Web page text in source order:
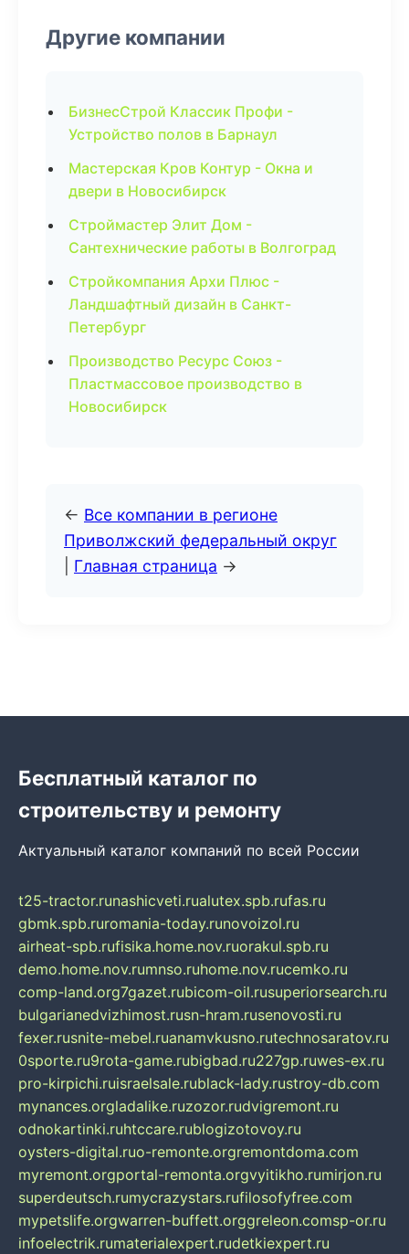
Другие компании
БизнесСтрой Классик Профи -
Устройство полов в Барнаул
Мастерская Кров Контур - Окна и
двери в Новосибирск
Строймастер Элит Дом -
Сантехнические работы в Волгоград
Стройкомпания Архи Плюс -
Ландшафтный дизайн в Санкт-
Петербург
Производство Ресурс Союз -
Пластмассовое производство в
Новосибирск
← Все компании в регионе
Приволжский федеральный округ
Главная страница →
Бесплатный каталог по
строительству и ремонту
Актуальный каталог компаний по всей России
t25-tractor.runashicveti.rualutex.spb.rufas.ru
gbmk.spb.ruromania-today.runovoizol.ru
airheat-spb.rufisika.home.nov.ruorakul.spb.ru
demo.home.nov.rumnso.ruhome.nov.rucemko.ru
comp-land.org7gazet.rubicom-oil.rusuperiorsearch.ru
bulgarianedvizhimost.rusn-hram.rusenovosti.ru
fexer.rusnite-mebel.ruanamvkusno.rutechnosaratov.ru
0sporte.ru9rota-game.rubigbad.ru227gp.ruwes-ex.ru
pro-kirpichi.ruisraelsale.rublack-lady.rustroy-db.com
mynances.orgladalike.ruzozor.rudvigremont.ru
odnokartinki.ruhtccare.rublogizotovoy.ru
oysters-digital.ruo-remonte.orgremontdoma.com
myremont.orgportal-remonta.orgvyitikho.rumirjon.ru
superdeutsch.rumycrazystars.rufilosofyfree.com
mypetslife.orgwarren-buffett.orggreleon.comsp-or.ru
infoelectrik.rumaterialexpert.rudetkiexpert.ru